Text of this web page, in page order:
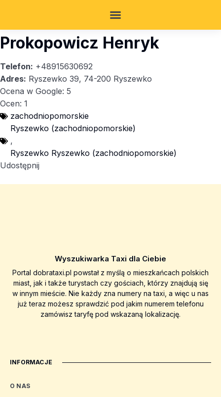
Prokopowicz Henryk
Telefon: +48915630692
Adres: Ryszewko 39, 74-200 Ryszewko
Ocena w Google: 5
Ocen: 1
zachodniopomorskie
Ryszewko (zachodniopomorskie)
,
Ryszewko Ryszewko (zachodniopomorskie)
Udostępnij
Wyszukiwarka Taxi dla Ciebie
Portal dobrataxi.pl powstał z myślą o mieszkańcach polskich
miast, jak i także turystach czy gościach, którzy znajdują się
w innym mieście. Nie każdy zna numery na taxi, a więc u nas
już teraz możesz sprawdzić pod jakim numerem telefonu
zamówisz taryfę pod wskazaną lokalizację.
INFORMACJE
O NAS